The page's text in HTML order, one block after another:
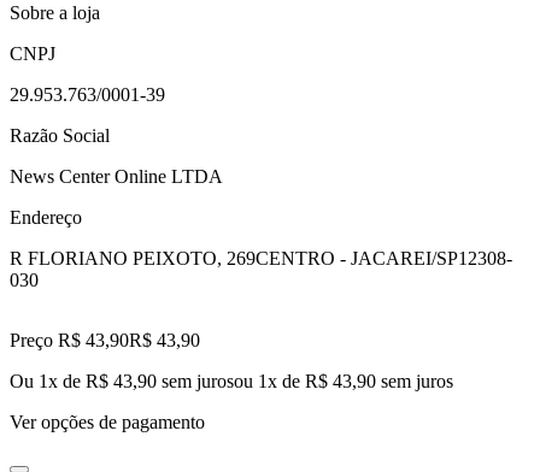
Sobre a loja
CNPJ
29.953.763/0001-39
Razão Social
News Center Online LTDA
Endereço
R FLORIANO PEIXOTO, 269CENTRO - JACAREI/SP12308-
030
Preço R$ 43,90R$ 43,90
Ou 1x de R$ 43,90 sem jurosou 1x de R$ 43,90 sem juros
Ver opções de pagamento